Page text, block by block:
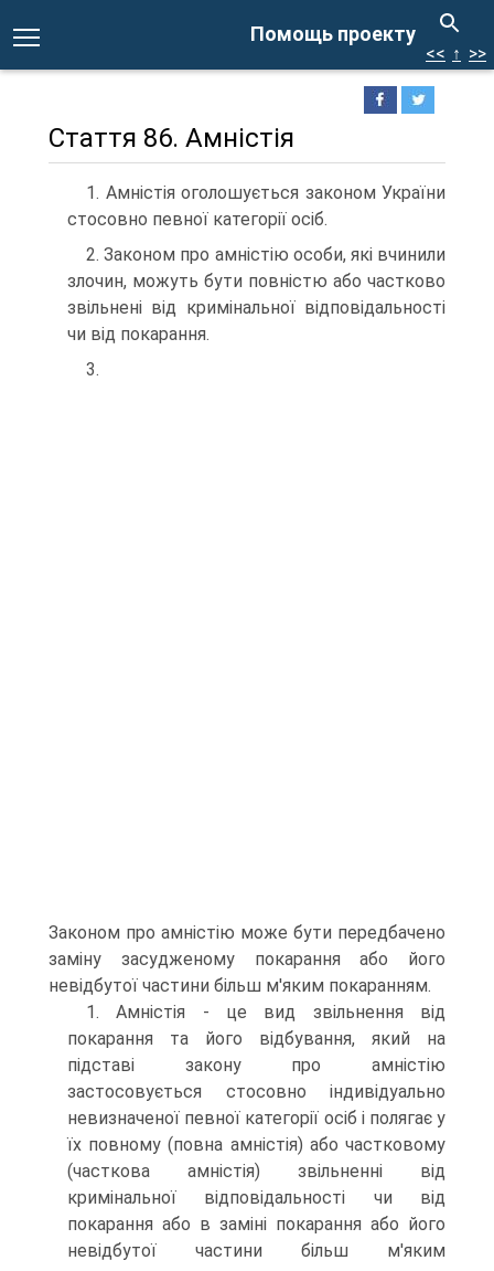
Помощь проекту
<< ↑ >>
Стаття 86. Амністія
1. Амністія оголошується законом України
стосовно певної категорії осіб.
2. Законом про амністію особи, які вчинили
злочин, можуть бути повністю або частково
звільнені від кримінальної відповідальності
чи від покарання.
3.
Законом про амністію може бути передбачено
заміну засудженому покарання або його
невідбутої частини більш м'яким покаранням.
1. Амністія - це вид звільнення від
покарання та його відбування, який на
підставі закону про амністію
застосовується стосовно індивідуально
невизначеної певної категорії осіб і полягає у
їх повному (повна амністія) або частковому
(часткова амністія) звільненні від
кримінальної відповідальності чи від
покарання або в заміні покарання або його
невідбутої частини більш м'яким